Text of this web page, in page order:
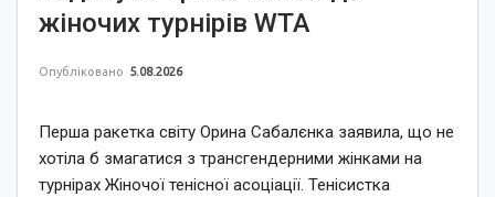
жіночих турнірів WTA
Опубліковано 5.08.2026
Перша ракетка світу Орина Сабалєнка заявила, що не
хотіла б змагатися з трансгендерними жінками на
турнірах Жіночої тенісної асоціації. Тенісистка